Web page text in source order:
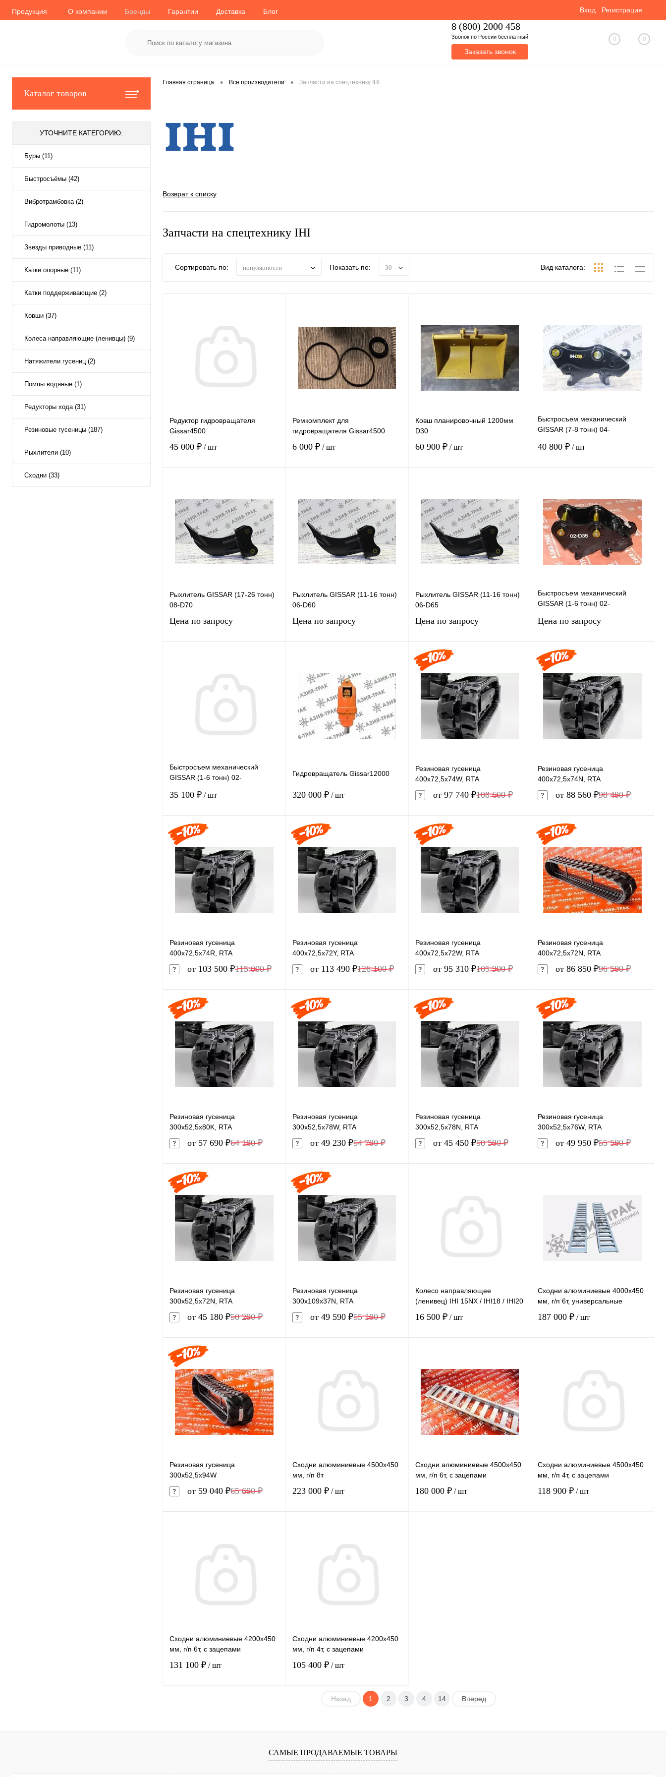
Продукция О компании Бренды Гарантии Доставка Блог Вход Регистрация
8 (800) 2000 458
Звонок по России бесплатный
Заказать звонок
0 0
Каталог товаров
УТОЧНИТЕ КАТЕГОРИЮ:
Буры (11)
Быстросъёмы (42)
Вибротрамбовка (2)
Гидромолоты (13)
Звезды приводные (11)
Катки опорные (11)
Катки поддерживающие (2)
Ковши (37)
Колеса направляющие (ленивцы) (9)
Натяжители гусениц (2)
Помпы водяные (1)
Редукторы хода (31)
Резиновые гусеницы (187)
Рыхлители (10)
Сходни (33)
Главная страница • Все производители • Запчасти на спецтехнику IHI
Возврат к списку
Запчасти на спецтехнику IHI
Сортировать по: популярности Показать по: 30 Вид каталога:
Редуктор гидровращателя
Gissar4500
45 000 ₽ / шт
Купить в 1 клик Сравнение
В избранное Под заказ
Ремкомплект для
гидровращателя Gissar4500
6 000 ₽/ шт
Купить в 1 клик Сравнение
В избранное Под заказ
Ковш планировочный 1200мм
D30
60 900 ₽/ шт
Купить в 1 клик Сравнение
В избранное Под заказ
Быстросъем механический
GISSAR (7-8 тонн) 04-
40 800 ₽ / шт
Купить в 1 клик Сравнение
В избранное Под заказ
Рыхлитель GISSAR (17-26 тонн)
08-D70
Цена по запросу
Рыхлитель GISSAR (11-16 тонн)
06-D60
Цена по запросу
Купить в 1 клик Сравнение
В избранное Под заказ
Рыхлитель GISSAR (11-16 тонн)
06-D65
Цена по запросу
Запросить цену
Купить в 1 клик Сравнение
В избранное Под заказ
Быстросъем механический
GISSAR (1-6 тонн) 02-
Цена по запросу
Запросить цену
Купить в 1 клик Сравнение
В избранное Под заказ
Быстросъем механический
GISSAR (1-6 тонн) 02-
35 100 ₽ / шт
Купить в 1 клик Сравнение
В избранное Под заказ
Гидровращатель Gissar12000
320 000 ₽/ шт
Купить в 1 клик Сравнение
В избранное Под заказ
Резиновая гусеница
400x72,5x74W, RTA
от 97 740 ₽108 600 ₽
Купить в 1 клик Сравнение
В избранное В наличии
Резиновая гусеница
400x72,5x74N, RTA
от 88 560 ₽98 400 ₽
Купить в 1 клик Сравнение
В избранное В наличии
Резиновая гусеница
400x72,5x74R, RTA
от 103 500 ₽115 000 ₽
Купить в 1 клик Сравнение
В избранное В наличии
Резиновая гусеница
400x72,5x72Y, RTA
от 113 490 ₽126 100 ₽
Купить в 1 клик Сравнение
В избранное В наличии
Резиновая гусеница
400x72,5x72W, RTA
от 95 310 ₽105 900 ₽
Купить в 1 клик Сравнение
В избранное В наличии
Резиновая гусеница
400x72,5x72N, RTA
от 86 850 ₽96 500 ₽
Купить в 1 клик Сравнение
В избранное В наличии
Резиновая гусеница
300x52,5x80K, RTA
от 57 690 ₽64 100 ₽
Купить в 1 клик Сравнение
В избранное В наличии
Резиновая гусеница
300x52,5x78W, RTA
от 49 230 ₽54 700 ₽
Купить в 1 клик Сравнение
В избранное В наличии
Резиновая гусеница
300x52,5x78N, RTA
от 45 450 ₽50 500 ₽
Резиновая гусеница
300x52,5x76W, RTA
от 49 950 ₽55 500 ₽
Купить в 1 клик Сравнение
В избранное В наличии
Резиновая гусеница
300x52,5x72N, RTA
от 45 180 ₽50 200 ₽
Купить в 1 клик Сравнение
В избранное В наличии
Резиновая гусеница
300x109x37N, RTA
от 49 590 ₽55 100 ₽
Колесо направляющее
(ленивец) IHI 15NX / IHI18 / IHI20
16 500 ₽/ шт
Купить в 1 клик Сравнение
В избранное В наличии
Сходни алюминиевые 4000х450
мм, г/п 6т, универсальные
187 000 ₽ / шт
Резиновая гусеница
300x52,5x94W
от 59 040 ₽65 600 ₽
Сходни алюминиевые 4500х450
мм, г/п 8т
223 000 ₽/ шт
Сходни алюминиевые 4500х450
мм, г/п 6т, с зацепами
180 000 ₽/ шт
Сходни алюминиевые 4500х450
мм, г/п 4т, с зацепами
118 900 ₽ / шт
Сходни алюминиевые 4200х450
мм, г/п 6т, с зацепами
131 100 ₽ / шт
Купить в 1 клик Сравнение
Под заказ
Сходни алюминиевые 4200х450
мм, г/п 4т, с зацепами
105 400 ₽/ шт
В корзину
Купить в 1 клик Сравнение
В избранное Под заказ
Назад 1 2 3 4 14 Вперед
САМЫЕ ПРОДАВАЕМЫЕ ТОВАРЫ